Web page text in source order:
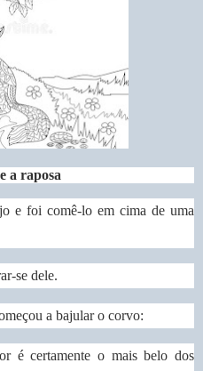
a raposa
foi comê-lo em cima de uma
se dele.
a bajular o corvo:
certamente o mais belo dos